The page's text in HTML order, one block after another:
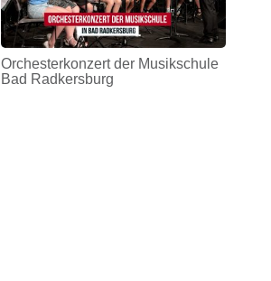
Orchesterkonzert der Musikschule
Bad Radkersburg